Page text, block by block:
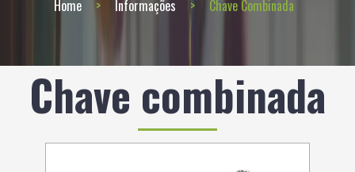
Home Informações Chave Combinada
Chave combinada